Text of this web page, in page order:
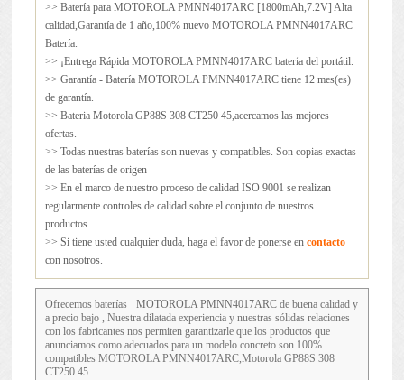
>> Batería para MOTOROLA PMNN4017ARC[1800mAh,7.2V] Alta
calidad,Garantía de 1 año,100% nuevo MOTOROLA PMNN4017ARC
Batería.
>> ¡Entrega Rápida MOTOROLA PMNN4017ARC batería del portátil.
>> Garantía - Batería MOTOROLA PMNN4017ARC tiene 12 mes(es)
de garantía.
>> Bateria Motorola GP88S 308 CT250 45,acercamos las mejores
ofertas.
>> Todas nuestras baterías son nuevas y compatibles. Son copias exactas
de las baterías de origen
>> En el marco de nuestro proceso de calidad ISO 9001 se realizan
regularmente controles de calidad sobre el conjunto de nuestros
productos.
>> Si tiene usted cualquier duda, haga el favor de ponerse en contacto
con nosotros.
Ofrecemos baterías MOTOROLA PMNN4017ARCde buena calidad y
a precio bajo , Nuestra dilatada experiencia y nuestras sólidas relaciones
con los fabricantes nos permiten garantizarle que los productos que
anunciamos como adecuados para un modelo concreto son 100%
compatibles MOTOROLA PMNN4017ARC,Motorola GP88S 308
CT250 45 .